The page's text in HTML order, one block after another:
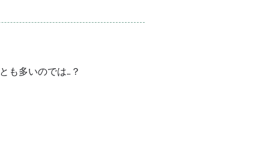
も多いのでは…？